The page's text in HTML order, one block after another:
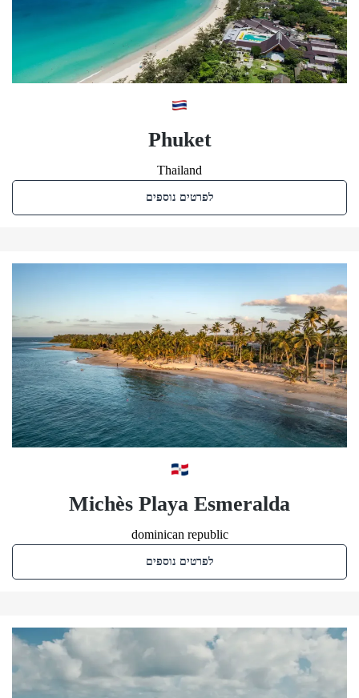
Phuket
Thailand
לפרטים נוספים
Michès Playa Esmeralda
dominican republic
לפרטים נוספים